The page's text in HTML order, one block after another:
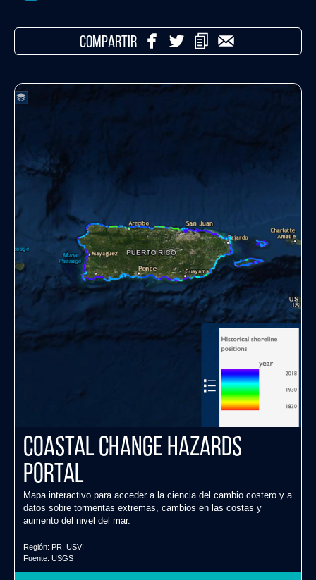
COMPARTIR
Coastal Change Hazards
Portal
Mapa interactivo para acceder a la ciencia del cambio costero y a
datos sobre tormentas extremas, cambios en las costas y
aumento del nivel del mar.
Región: PR USVI
Fuente: USGS